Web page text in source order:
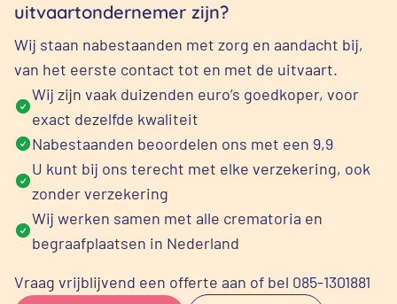
uitvaartondernemer zijn?
Wij staan nabestaanden met zorg en aandacht bij,
van het eerste contact tot en met de uitvaart.
Wij zijn vaak duizenden euro’s goedkoper, voor
exact dezelfde kwaliteit
Nabestaanden beoordelen ons met een 9,9
U kunt bij ons terecht met elke verzekering, ook
zonder verzekering
Wij werken samen met alle crematoria en
begraafplaatsen in Nederland
Vraag vrijblijvend een offerte aan of bel 085-1301881